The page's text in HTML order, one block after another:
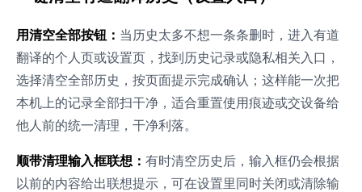
用清空全部按钮： 当历史太多不想一条条删时，进入有道
翻译的个人页或设置页，找到历史记录或隐私相关入口，
选择清空全部历史，按页面提示完成确认；这样能一次把
本机上的记录全部扫干净，适合重置使用痕迹或交设备给
他人前的统一清理，干净利落。
顺带清理输入框联想： 有时清空历史后，输入框仍会根据
以前的内容给出联想提示，可在设置里同时关闭或清除输